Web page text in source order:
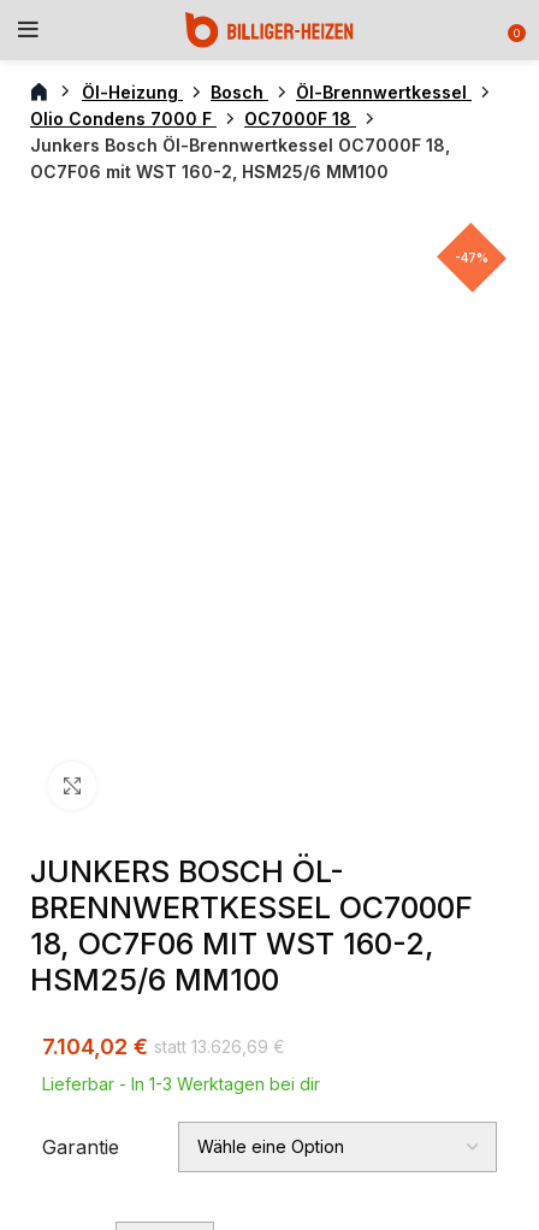
0
Öl-Heizung Bosch
Öl-Brennwertkessel
Olio Condens 7000 F
OC7000F 18
Junkers Bosch Öl-Brennwertkessel OC7000F 18,
OC7F06 mit WST 160-2, HSM25/6 MM100
-47%
JUNKERS BOSCH ÖL-
BRENNWERTKESSEL OC7000F
18, OC7F06 MIT WST 160-2,
HSM25/6 MM100
13.626,69 €
7.104,02 €
Lieferbar - In 1-3 Werktagen bei dir
Garantie